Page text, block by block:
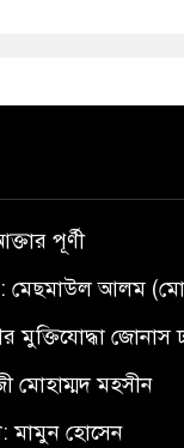
পূর্ণী
: মেছমাউল আলম
মুক্তিযোদ্ধা জোনাস
মোহাম্মদ মহসীন
মামুন হোসেন